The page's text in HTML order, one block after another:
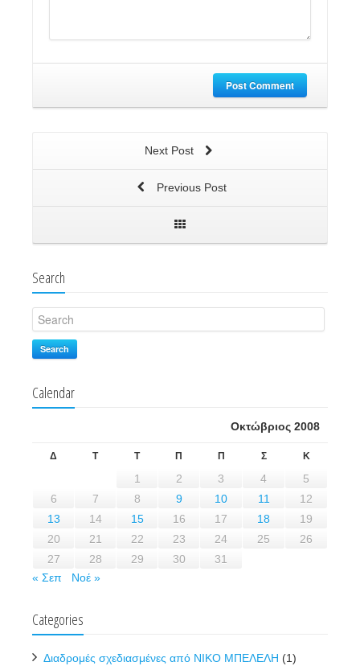
Post Comment
Next Post
Previous Post
Search
Search
Calendar
Οκτώβριος 2008
Δ Τ Τ Π Π Σ Κ
1 2 3 4
5
6
7 8 9 10 11
12
13
14 15 16 17 18
19
20
21 22 23 24 25
26
27
28 29 30
31
« Σεπ
Νοέ »
Categories
Διαδρομές σχεδιασμένες από ΝΙΚΟ ΜΠΕΛΕΛΗ (1)